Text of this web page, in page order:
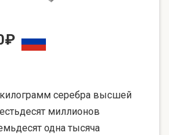
серебра высшей
миллионов
одна тысяча